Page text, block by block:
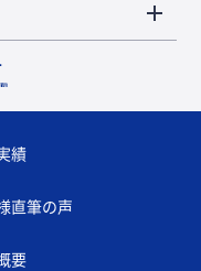
績
直筆の声
要